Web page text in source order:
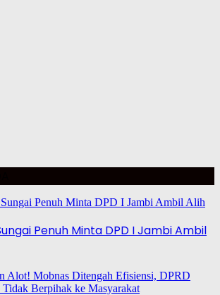
Penuh Minta DPD I Jambi Ambil